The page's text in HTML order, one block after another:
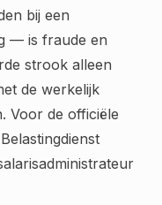
bij een
— is fraude en
strook alleen
de werkelijk
Voor de officiële